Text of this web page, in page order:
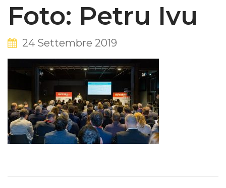
Foto: Petru Ivu
24 Settembre 2019